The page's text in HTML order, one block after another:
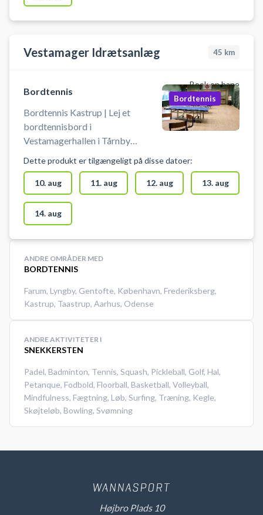
adgang for gæster. Max 4 spillere
per bord.
Vestamager Idrætsanlæg 45 km
Book en bane
Bordtennis
Bordtennis Kastrup | Lej et
bordtennisbord i
Vestamagerhallen i Tårnby
og spil bordtennis i Kastrup på en
af bordtennisbordene som findes i
forbindelse med Vestamager
Idrætsanlæg. Du skal selv
medbringe bat og bolde.
Bordtennis
Dette produkt er tilgængeligt på disse datoer:
10. aug 11. aug 12. aug 13. aug
14. aug
ANDRE OMRÅDER MED
BORDTENNIS
Farum, Lyngby, Gentofte, København, Frederiksberg,
Kastrup, Taastrup, Aarhus, Odense
ANDRE AKTIVITETER I
SNEKKERSTEN
Padel, Badminton, Tennis, Squash, Pickleball, Golf, Hal,
Petanque, Fodbold, Floorball, Basketball, Volleyball,
Mindfulness, Fægtning, Løb, Surfing, Træning, Kegle,
Skøjteløb, Bowling, Svømning
Højbro Plads 10